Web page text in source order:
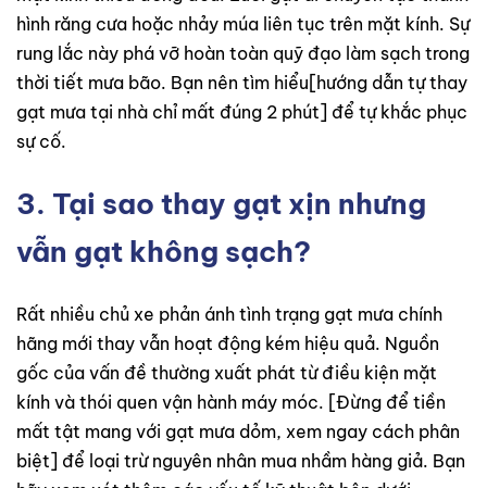
hình răng cưa hoặc nhảy múa liên tục trên mặt kính. Sự
rung lắc này phá vỡ hoàn toàn quỹ đạo làm sạch trong
thời tiết mưa bão. Bạn nên tìm hiểu[hướng dẫn tự thay
gạt mưa tại nhà chỉ mất đúng 2 phút] để tự khắc phục
sự cố.
3. Tại sao thay gạt xịn nhưng
vẫn gạt không sạch?
Rất nhiều chủ xe phản ánh tình trạng gạt mưa chính
hãng mới thay vẫn hoạt động kém hiệu quả. Nguồn
gốc của vấn đề thường xuất phát từ điều kiện mặt
kính và thói quen vận hành máy móc. [Đừng để tiền
mất tật mang với gạt mưa dỏm, xem ngay cách phân
biệt] để loại trừ nguyên nhân mua nhầm hàng giả. Bạn